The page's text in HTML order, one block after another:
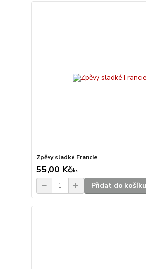
Zpěvy sladké Francie
55,00 Kč/ks
Přidat do košíku